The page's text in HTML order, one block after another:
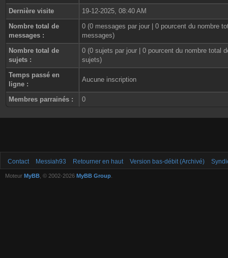
Dernière visite
19-12-2025, 08:40 AM
Nombre total de
messages :
0 (0 messages par jour | 0 pourcent du nombre
messages)
Nombre total de
sujets :
0 (0 sujets par jour | 0 pourcent du nombre total
sujets)
Temps passé en
ligne :
Aucune inscription
Membres parrainés : 0
Contact Messiah93 Retourner en haut Version bas-débit (Archivé)
Moteur MyBB , © 2002-2026 MyBB Group